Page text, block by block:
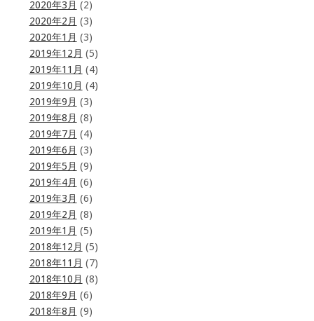
2020年3月 (2)
2020年2月 (3)
2020年1月 (3)
2019年12月 (5)
2019年11月 (4)
2019年10月 (4)
2019年9月 (3)
2019年8月 (8)
2019年7月 (4)
2019年6月 (3)
2019年5月 (9)
2019年4月 (6)
2019年3月 (6)
2019年2月 (8)
2019年1月 (5)
2018年12月 (5)
2018年11月 (7)
2018年10月 (8)
2018年9月 (6)
2018年8月 (9)